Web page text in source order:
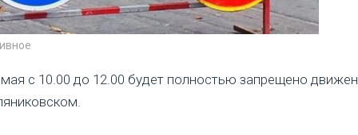
с 10.00 до 12.00 будет полностью запрещено